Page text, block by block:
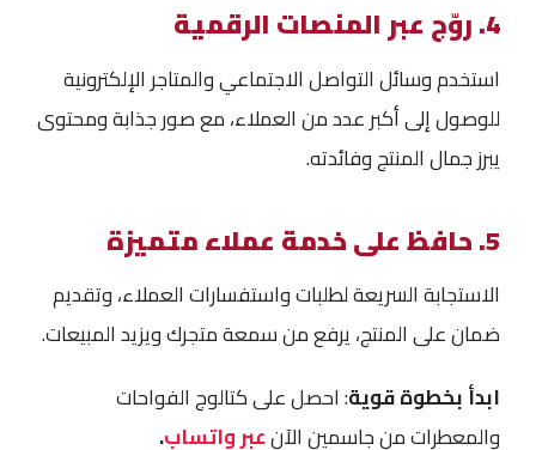
4. روّج عبر المنصات الرقمية
استخدم وسائل التواصل الاجتماعي والمتاجر الإلكترونية
للوصول إلى أكبر عدد من العملاء، مع صور جذابة ومحتوى
يبرز جمال المنتج وفائدته.
5. حافظ على خدمة عملاء متميزة
الاستجابة السريعة لطلبات واستفسارات العملاء، وتقديم
ضمان على المنتج، يرفع من سمعة متجرك ويزيد المبيعات.
ابدأ بخطوة قوية: احصل على كتالوج الفواحات
والمعطرات من جاسمين الآنعبر واتساب.